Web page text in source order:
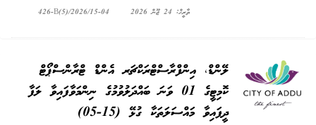
ތާރީޚް: 24 ޖޫން 2026 426-B(5)/2026/15-04
ލޭންޑް، އިންފްރާސްޓްރަކްޗަރ އެންޑް ޓްރާންސްޕޯޓް
ކޮމިޓީގެ 01 ވަނަ ބައްދަލުވުމުގެ ނިންމަވާފައިވާ ލަފާ
ދީފައިވާ މައްސަލަތަކާ ގުޅޭ (15-05)